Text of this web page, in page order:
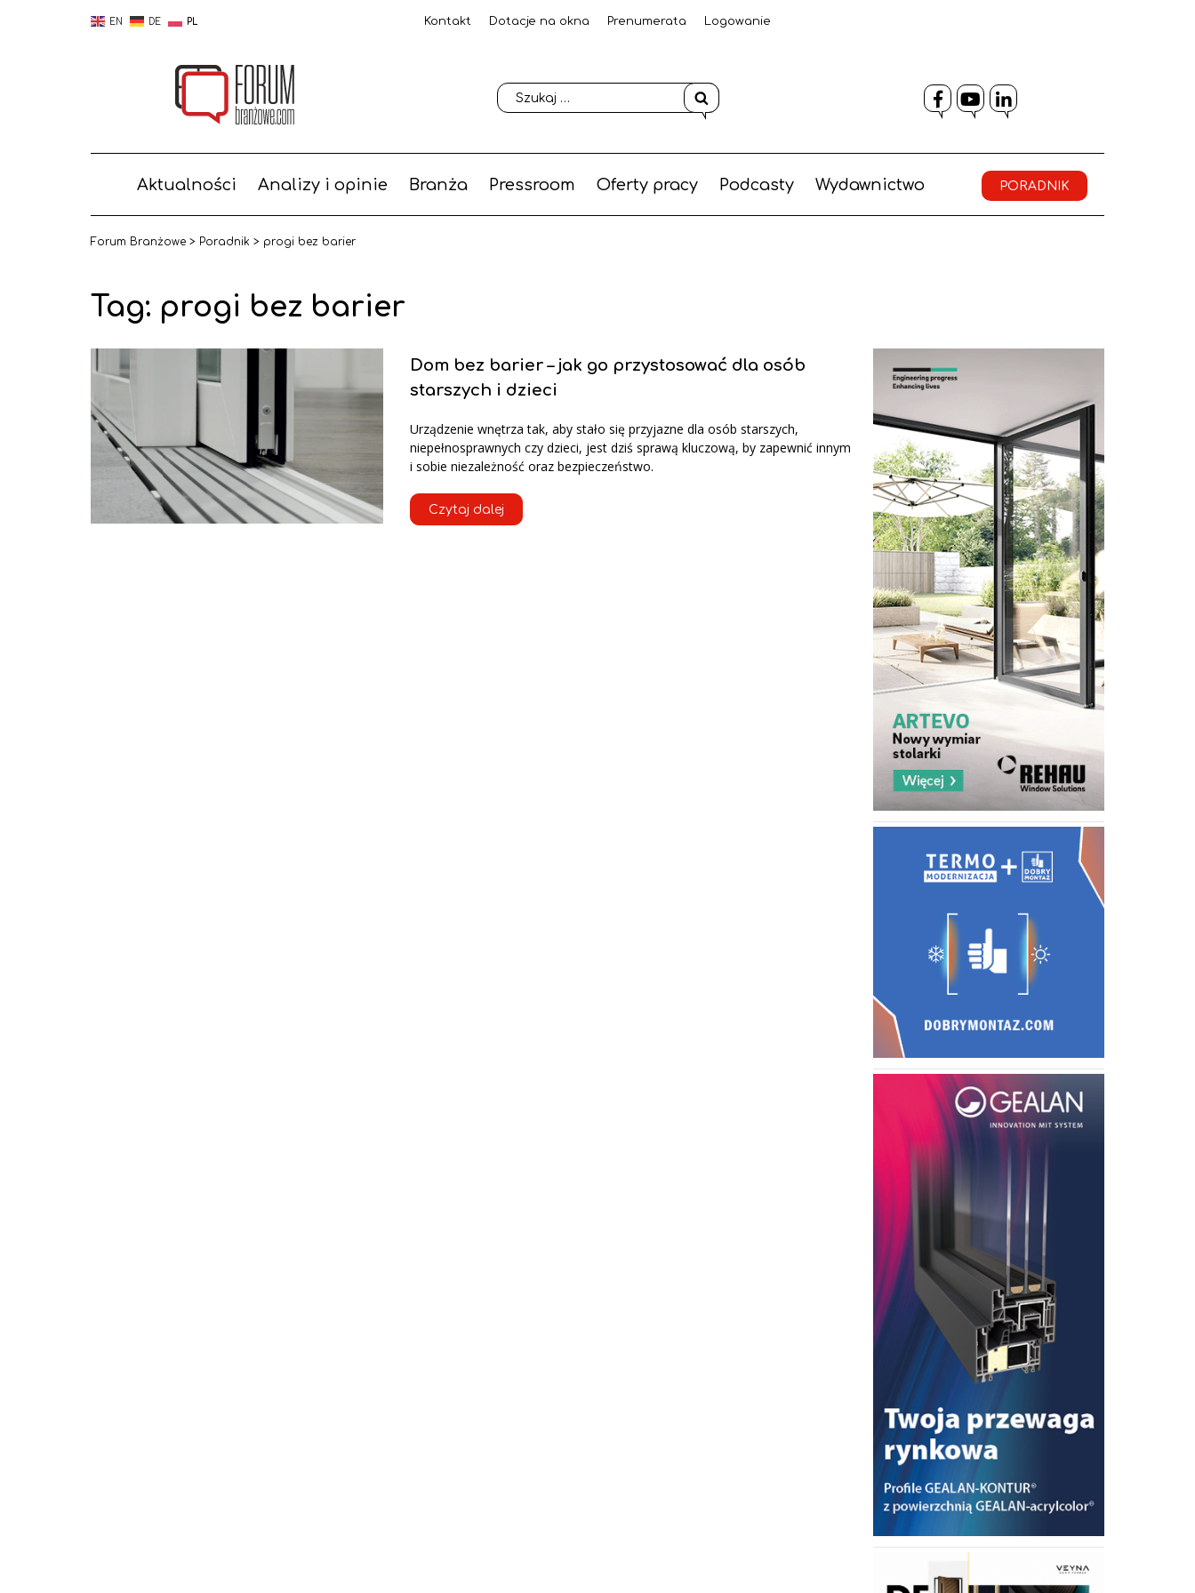
EN DE PL Kontakt Dotacje na okna Prenumerata Logowanie
Facebook
YouTube
LinkedIn
Aktualności Analizy i opinie Branża Pressroom Oferty pracy Podcasty Wydawnictwo PORADNIK
Forum Branżowe > Poradnik > progi bez barier
Tag: progi bez barier
Dom bez barier – jak go przystosować dla osób
starszych i dzieci
Urządzenie wnętrza tak, aby stało się przyjazne dla osób starszych,
niepełnosprawnych czy dzieci, jest dziś sprawą kluczową, by zapewnić innym
i sobie niezależność oraz bezpieczeństwo.
Czytaj dalej